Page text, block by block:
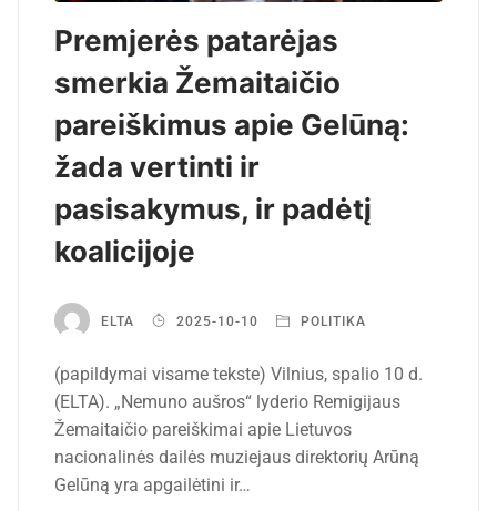
Premjerės patarėjas
smerkia Žemaitaičio
pareiškimus apie Gelūną:
žada vertinti ir
pasisakymus, ir padėtį
koalicijoje
ELTA 2025-10-10 POLITIKA
(papildymai visame tekste) Vilnius, spalio 10 d.
(ELTA). „Nemuno aušros“ lyderio Remigijaus
Žemaitaičio pareiškimai apie Lietuvos
nacionalinės dailės muziejaus direktorių Arūną
Gelūną yra apgailėtini ir…